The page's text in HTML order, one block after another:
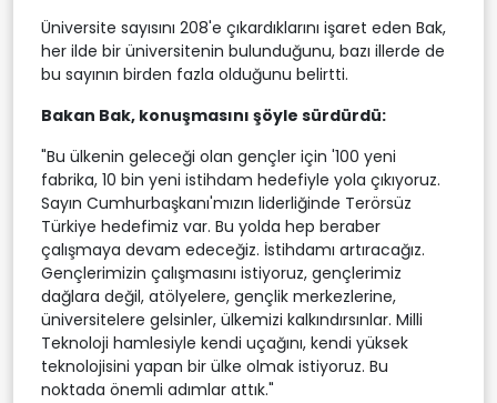
Üniversite sayısını 208'e çıkardıklarını işaret eden Bak,
her ilde bir üniversitenin bulunduğunu, bazı illerde de
bu sayının birden fazla olduğunu belirtti.
Bakan Bak, konuşmasını şöyle sürdürdü:
"Bu ülkenin geleceği olan gençler için '100 yeni
fabrika, 10 bin yeni istihdam hedefiyle yola çıkıyoruz.
Sayın Cumhurbaşkanı'mızın liderliğinde Terörsüz
Türkiye hedefimiz var. Bu yolda hep beraber
çalışmaya devam edeceğiz. İstihdamı artıracağız.
Gençlerimizin çalışmasını istiyoruz, gençlerimiz
dağlara değil, atölyelere, gençlik merkezlerine,
üniversitelere gelsinler, ülkemizi kalkındırsınlar. Milli
Teknoloji hamlesiyle kendi uçağını, kendi yüksek
teknolojisini yapan bir ülke olmak istiyoruz. Bu
noktada önemli adımlar attık."